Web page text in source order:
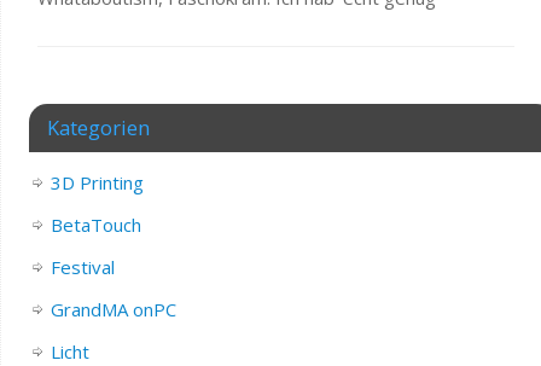
Kategorien
3D Printing
BetaTouch
Festival
GrandMA onPC
Licht